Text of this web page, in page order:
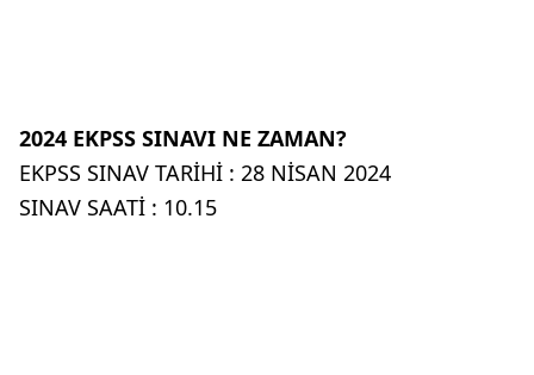
2024 EKPSS SINAVI NE ZAMAN?
EKPSS SINAV TARİHİ : 28 NİSAN 2024
SINAV SAATİ : 10.15